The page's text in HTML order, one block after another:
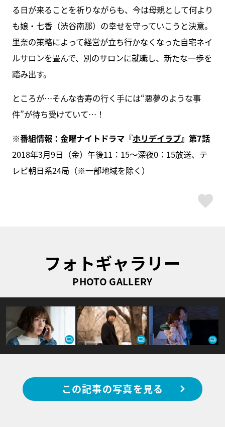
る日が来ることを祈りながらも、今は母親として何より
も娘・七香（渋谷南那）の幸せを守っていこうと決意。
里奈の策略によって経営が立ち行かなくなった自宅ネイ
ルサロンを畳んで、別のサロンに就職し、新たな一歩を
踏み出す。
ところが…そんな杏寿の行く手には“悪夢のような事
件”が待ち受けていて…！
※番組情報：金曜ナイトドラマ『ホリデイラブ』第7話
2018年3月9日（金）午後11：15～深夜0：15放送、テ
レビ朝日系24局（※一部地域を除く）
フォトギャラリー
PHOTO GALLERY
この記事の写真を見る